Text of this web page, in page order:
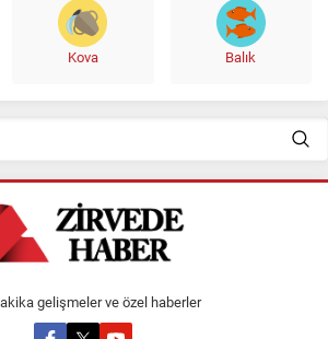
Kova Balık
gelişmeler ve özel haberler